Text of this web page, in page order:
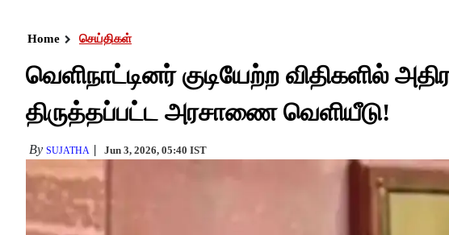
Home செய்திகள்
வெளிநாட்டினர் குடியேற்ற விதிகளில்
திருத்தப்பட்ட அரசாணை வெளியீடு!
By SUJATHA Jun 3, 2026, 05:40 IST